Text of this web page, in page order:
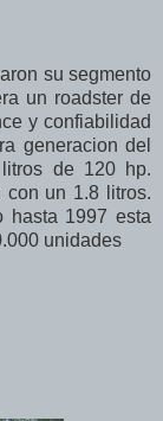
su segmento
un roadster de
y confiabilidad
generacion del
de 120 hp.
con un 1.8 litros.
hasta 1997 esta
unidades